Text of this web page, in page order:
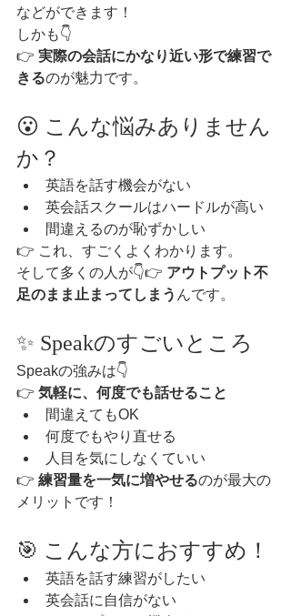
などができます！
しかも👇
👉 実際の会話にかなり近い形で練習で
きるのが魅力です。
😮 こんな悩みありません
か？
英語を話す機会がない
英会話スクールはハードルが高い
間違えるのが恥ずかしい
👉 これ、すごくよくわかります。
そして多くの人が👇👉 アウトプット不
足のまま止まってしまう んです。
✨ Speakのすごいところ
Speakの強みは👇
👉 気軽に、何度でも話せること
間違えてもOK
何度でもやり直せる
人目を気にしなくていい
👉 練習量を一気に増やせるのが最大の
メリットです！
🎯 こんな方におすすめ！
英語を話す練習がしたい
英会話に自信がない